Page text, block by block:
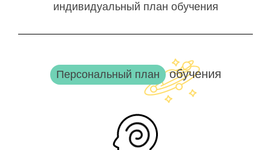
индивидуальный план обучения
Персональный план обучения